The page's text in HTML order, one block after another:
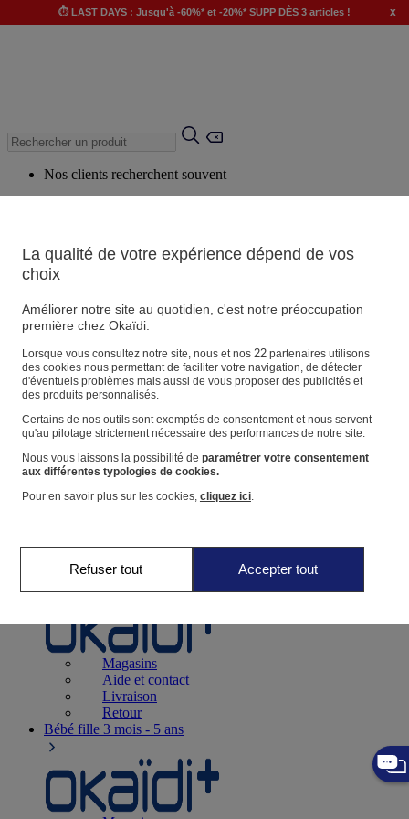
⏱️ LAST DAYS : Jusqu'à -60%* et -20%* SUPP DÈS 3 articles ! x
Nos clients recherchent souvent
Produits suggérés
Voir tous les produits
Magasin
Vos informations personnelles
Suivre une commande
Panier
Favoris
Naissance0-12 mois
Magasins
Aide et contact
Livraison
Retour
Bébé fille 3 mois - 5 ans
La qualité de votre expérience dépend de vos
choix
Améliorer notre site au quotidien, c'est notre préoccupation
première chez Okaïdi.
Lorsque vous consultez notre site, nous et nos 22partenaires utilisons
des cookies nous permettant de faciliter votre navigation, de détecter
d'éventuels problèmes mais aussi de vous proposer des publicités et
des produits personnalisés.
Certains de nos outils sont exemptés de consentement et nous servent
qu'au pilotage strictement nécessaire des performances de notre site.
Nous vous laissons la possibilité de paramétrer votre consentement
aux différentes typologies de cookies.
Pour en savoir plus sur les cookies, cliquez ici.
Refuser tout Accepter tout